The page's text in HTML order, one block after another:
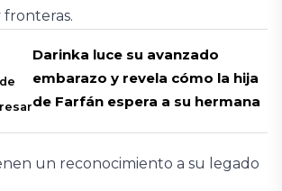
fronteras.
Darinka luce su avanzado
embarazo y revela cómo la hija
de Farfán espera a su hermana
un reconocimiento a su legado